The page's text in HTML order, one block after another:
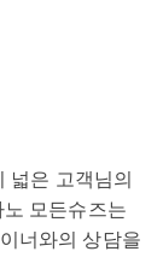
넓은 고객님의
모든슈즈는
너와의 상담을